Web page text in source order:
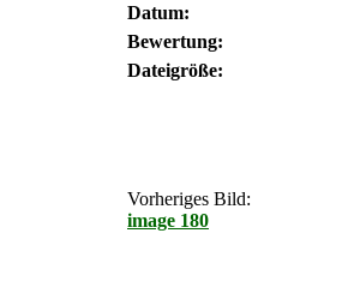
Datum:
Bewertung:
Dateigröße:
Vorheriges Bild:
image 180